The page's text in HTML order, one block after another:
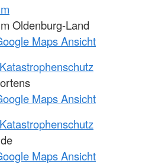
Oldenburg-Land
Maps Ansicht
Maps Ansicht
Maps Ansicht